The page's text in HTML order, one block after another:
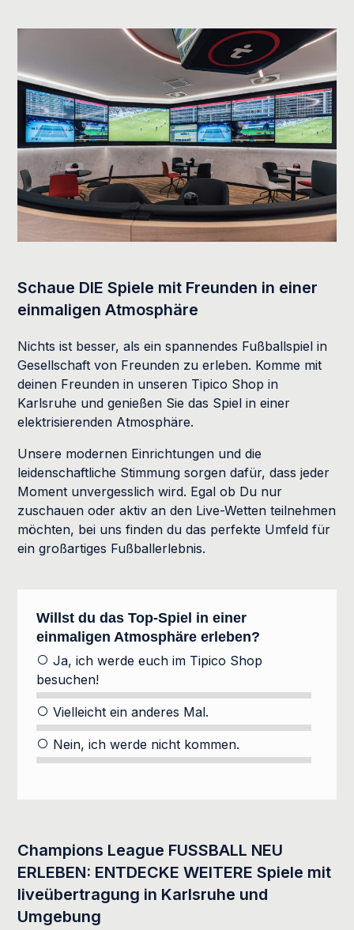
Schaue DIE Spiele mit Freunden in einer
einmaligen Atmosphäre
Nichts ist besser, als ein spannendes Fußballspiel in
Gesellschaft von Freunden zu erleben. Komme mit
deinen Freunden in unseren Tipico Shop in
Karlsruhe und genießen Sie das Spiel in einer
elektrisierenden Atmosphäre.
Unsere modernen Einrichtungen und die
leidenschaftliche Stimmung sorgen dafür, dass jeder
Moment unvergesslich wird. Egal ob Du nur
zuschauen oder aktiv an den Live-Wetten teilnehmen
möchten, bei uns finden du das perfekte Umfeld für
ein großartiges Fußballerlebnis.
Formular überspringen
Willst du das Top-Spiel in einer
einmaligen Atmosphäre erleben?
Ja, ich werde euch im Tipico Shop
besuchen!
Vielleicht ein anderes Mal.
Nein, ich werde nicht kommen.
Champions League FUSSBALL NEU
ERLEBEN: ENTDECKE WEITERE Spiele mit
liveübertragung in Karlsruhe und
Umgebung